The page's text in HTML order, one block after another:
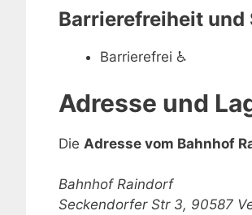
Barrierefreiheit und
Barrierefrei ♿
Adresse und
Die Adresse vom Bahnhof
Bahnhof Raindorf
Seckendorfer Str 3, 90587